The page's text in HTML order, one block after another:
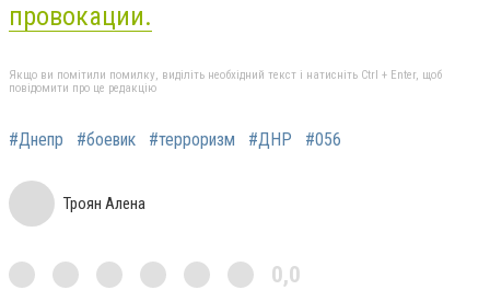
провокации.
Якщо ви помітили помилку, виділіть необхідний текст і натисніть Ctrl + Enter, щоб
повідомити про це редакцію
#Днепр #боевик #терроризм #ДНР #056
Троян Алена
0,0